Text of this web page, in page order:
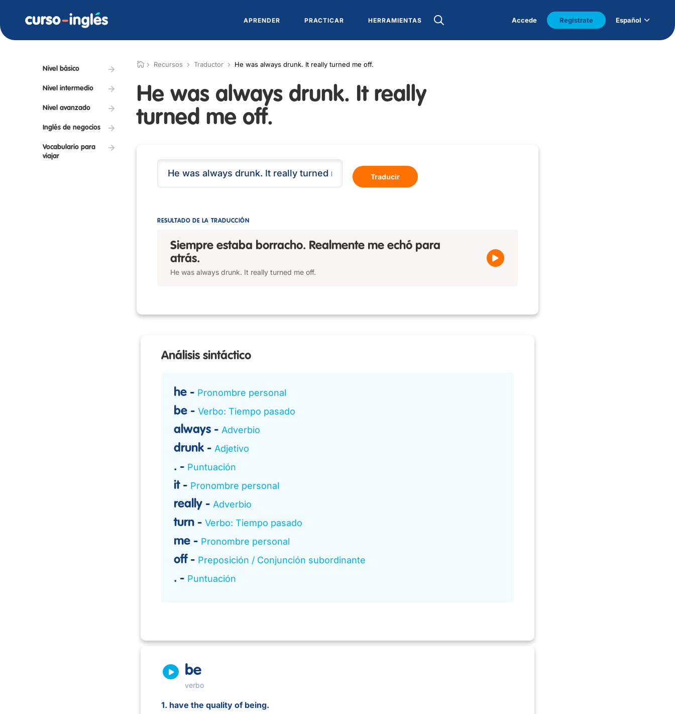
APRENDER PRACTICAR HERRAMIENTAS Accede Regístrate Español
Nivel básico
Nivel intermedio
Nivel avanzado
Inglés de negocios
Vocabulario para
viajar
Recursos Traductor He was always drunk. It really turned me off.
He was always drunk. It really
turned me off.
Traducir
RESULTADO DE LA TRADUCCIÓN
Siempre estaba borracho. Realmente me echó para
atrás.
He was always drunk. It really turned me off.
Análisis sintáctico
he Pronombre personal
be Verbo: Tiempo pasado
always Adverbio
drunk Adjetivo
. Puntuación
it Pronombre personal
really Adverbio
turn Verbo: Tiempo pasado
me Pronombre personal
off Preposición / Conjunción subordinante
. Puntuación
be
verbo
1. have the quality of being.